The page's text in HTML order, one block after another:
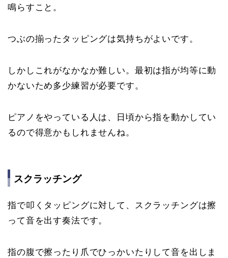
鳴らすこと。
つぶの揃ったタッピングは気持ちがよいです。
しかしこれがなかなか難しい。最初は指が均等に動
かないため多少練習が必要です。
ピアノをやっている人は、日頃から指を動かしてい
るので得意かもしれませんね。
スクラッチング
指で叩くタッピングに対して、スクラッチングは擦
って音を出す奏法です。
指の腹で擦ったり爪でひっかいたりして音を出しま